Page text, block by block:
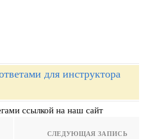
для инструктора
ссылкой на наш сайт
СЛЕДУЮЩАЯ ЗАПИСЬ